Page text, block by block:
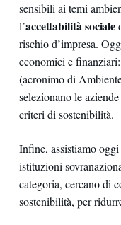
sensibili ai temi
l’accettabilità sociale
rischio d’impresa.
economici e
(acronimo di
selezionano le
criteri di sostenibilità.
Infine, assistiamo
istituzioni
categoria, cercano di
sostenibilità, per